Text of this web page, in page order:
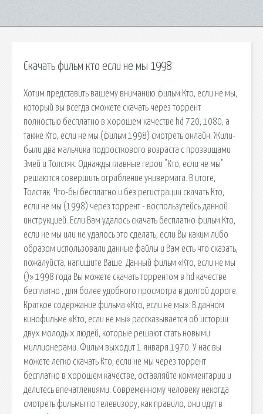
Скачать фильм кто если не мы 1998
Хотим представить вашему вниманию фильм Кто, если не мы,
который вы всегда сможете скачать через торрент
полностью бесплатно в хорошем качестве hd 720, 1080, а
также Кто, если не мы (фильм 1998) смотреть онлайн. Жили-
были два мальчика подросткового возраста с прозвищами
Змей и Толстяк. Однажды главные герои "Кто, если не мы"
решаются совершить ограбление универмага. В итоге,
Толстяк. Что-бы бесплатно и без регистрации скачать Кто,
если не мы (1998) через торрент - воспользутейсь данной
инструкцией. Если Вам удалось скачать бесплатно фильм Кто,
если не мы или не удалось это сделать, если Вы каким либо
образом использовали данные файлы и Вам есть что сказать,
пожалуйста, напишите Ваше. Данный фильм «Кто, если не мы
()» 1998 года Вы можете скачать торрентом в hd качестве
бесплатно , для более удобного просмотра в долгой дороге.
Краткое содержание фильма «Кто, если не мы»: В данном
кинофильме «Кто, если не мы» рассказывается об истории
двух молодых людей, которые решают стать новыми
миллионерами. Фильм выходит 1 января 1970. У нас вы
можете легко скачать Кто, если не мы через торрент
бесплатно в хорошем качестве, оставляйте комментарии и
делитесь впечатлениями. Современному человеку некогда
смотреть фильмы по телевизору, как правило, они идут в